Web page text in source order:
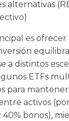
alternativas
es ofrecer
a distintos
ETFs
para
activos
40% bonos),